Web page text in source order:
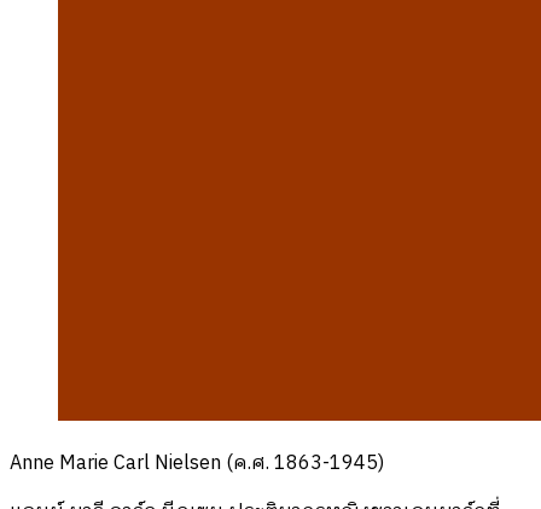
Anne Marie Carl Nielsen (ค.ศ. 1863-1945)